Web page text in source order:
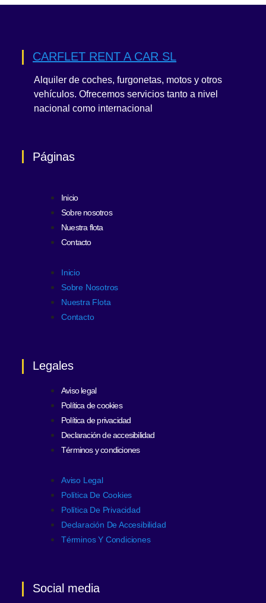
CARFLET RENT A CAR SL
Alquiler de coches, furgonetas, motos y otros
vehículos. Ofrecemos servicios tanto a nivel
nacional como internacional
Páginas
Inicio
Sobre nosotros
Nuestra flota
Contacto
Inicio
Sobre Nosotros
Nuestra Flota
Contacto
Legales
Aviso legal
Política de cookies
Política de privacidad
Declaración de accesibilidad
Términos y condiciones
Aviso Legal
Política De Cookies
Política De Privacidad
Declaración De Accesibilidad
Términos Y Condiciones
Social media